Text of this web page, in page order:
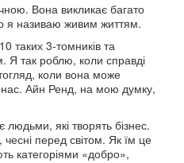
Вона викликає багато
я називаю живим життям.
таких 3-томників та
Я так роблю, коли справді
коли вона може
нас. Айн Ренд, на мою думку,
які творять бізнес.
перед світом. Як їм це
категоріями «добро»,